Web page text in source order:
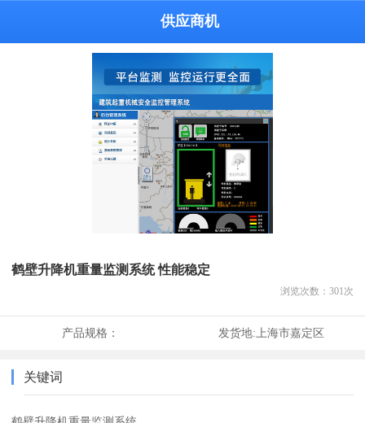
供应商机
鹤壁升降机重量监测系统 性能稳定
浏览次数： 301 次
产品规格： 发货地:上海市嘉定区
关键词